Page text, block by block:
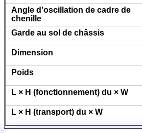
Angle d'oscillation de cadre de
chenille
Garde au sol de châssis
Dimension
Poids
L × H (fonctionnement) du × W
L × H (transport) du × W